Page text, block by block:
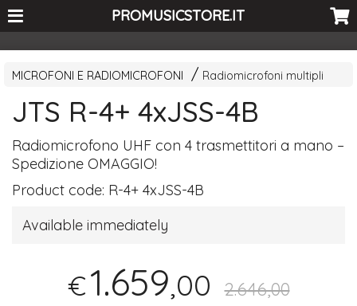
<-- Curio's GSC -->PROMUSICSTORE.IT
MICROFONI E RADIOMICROFONI Radiomicrofoni multipli
JTS R-4+ 4xJSS-4B
Radiomicrofono UHF con 4 trasmettitori a mano –
SpedizioneOMAGGIO!
Product code: R-4+ 4xJSS-4B
Available immediately
€1.659,00 2.646,00